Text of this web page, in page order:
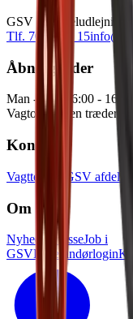
GSV Materieludlejning
Tlf. 70 12 13 15
Åbningstider
Man - Tor: 06:00 - 16:30
Vagtordningen træder i
Kontakt
Vagttelefon GSV
Om GSV
Nyheder PresseJob i
GSVLeverandørlogin